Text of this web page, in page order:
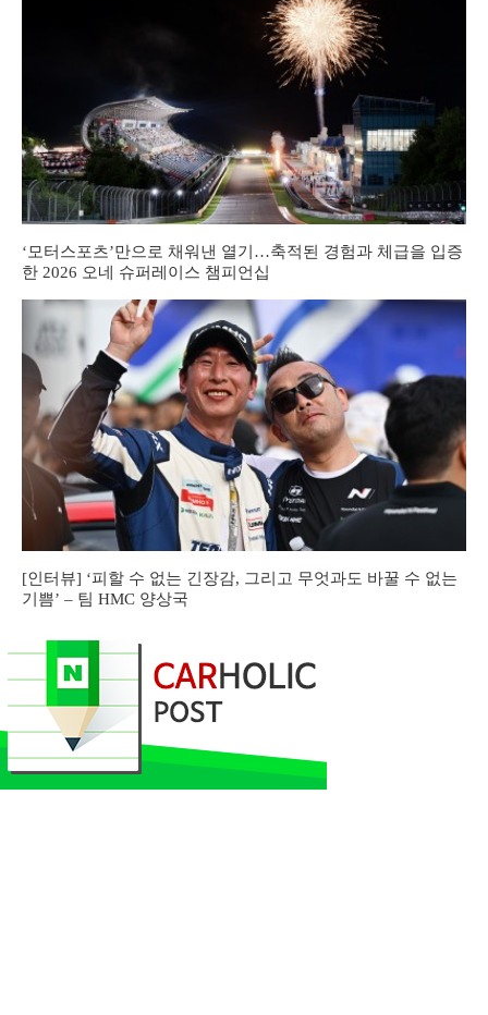
‘모터스포츠’만으로 채워낸 열기…축적된 경험과 체급을 입증
한 2026 오네 슈퍼레이스 챔피언십
[인터뷰] ‘피할 수 없는 긴장감, 그리고 무엇과도 바꿀 수 없는
기쁨’ – 팀 HMC 양상국